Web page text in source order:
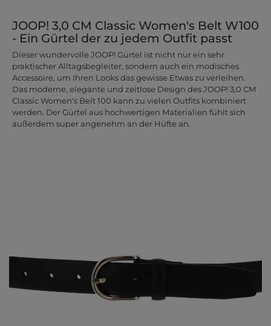
JOOP! 3,0 CM Classic Women's Belt W100
- Ein Gürtel der zu jedem Outfit passt
Dieser wundervolle JOOP! Gürtel ist nicht nur ein sehr
praktischer Alltagsbegleiter, sondern auch ein modisches
Accessoire, um Ihren Looks das gewisse Etwas zu verleihen.
Das moderne, elegante und zeitlose Design des JOOP! 3,0 CM
Classic Women's Belt 100 kann zu vielen Outfits kombiniert
werden. Der Gürtel aus hochwertigen Materialien fühlt sich
außerdem super angenehm an der Hüfte an.